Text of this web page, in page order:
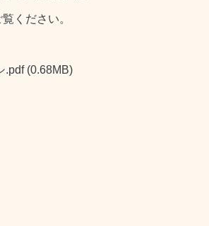
ください。
.pdf (0.68MB)